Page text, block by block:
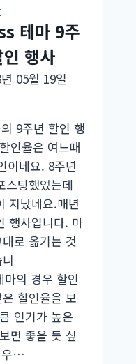
테마 9주
행사
05월 19일
9주년 할인 행
인율은 여느때
이네요. 8주년
스팅했었는데
지났네요.매년
행사입니다. 마
로 옮기는 것
의 경우 할인
할인율을 보
인기가 높은
면 좋을 듯 싶
우…